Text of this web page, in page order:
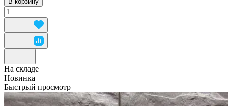
На складе
Новинка
Быстрый просмотр